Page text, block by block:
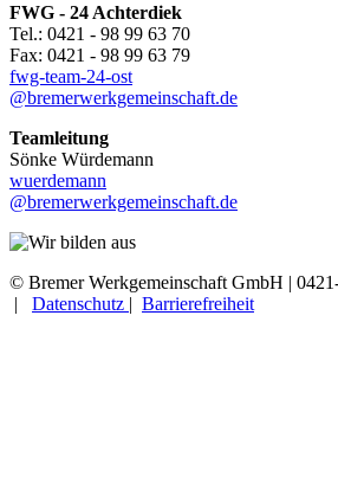
FWG - 24 Achterdiek
Tel.: 0421 - 98 99 63 70
Fax: 0421 - 98 99 63 79
fwg-team-24-ost
@bremerwerkgemeinschaft.de
Teamleitung
Sönke Würdemann
wuerdemann
@bremerwerkgemeinschaft.de
© Bremer Werkgemeinschaft GmbH |
| Datenschutz | Barrierefreiheit